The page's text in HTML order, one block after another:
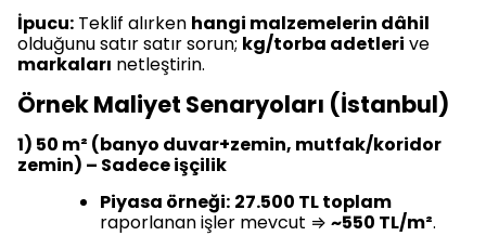
İpucu: Teklif alırken hangi malzemelerin dâhil
olduğunu satır satır sorun; kg/torba adetleri ve
markaları netleştirin.
Örnek Maliyet Senaryoları (İstanbul)
1) 50 m² (banyo duvar+zemin, mutfak/koridor
zemin) – Sadece işçilik
Piyasa örneği: 27.500 TL toplam
raporlanan işler mevcut ⇒ ~550 TL/m².